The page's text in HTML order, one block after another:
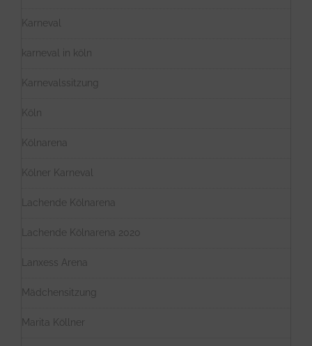
Karneval
karneval in köln
Karnevalssitzung
Köln
Kölnarena
Kölner Karneval
Lachende Kölnarena
Lachende Kölnarena 2020
Lanxess Arena
Mädchensitzung
Marita Köllner